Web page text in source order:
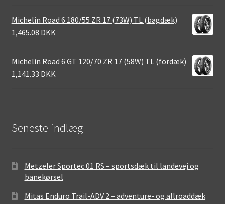
Michelin Road 6 180/55 ZR 17 (73W) TL (bagdæk)
1,465.08 DKK
Michelin Road 6 GT 120/70 ZR 17 (58W) TL (fordæk)
1,141.33 DKK
Seneste indlæg
Metzeler Sportec 01 RS – sportsdæk til landevej og
banekørsel
Mitas Enduro Trail-ADV 2 – adventure- og allroaddæk